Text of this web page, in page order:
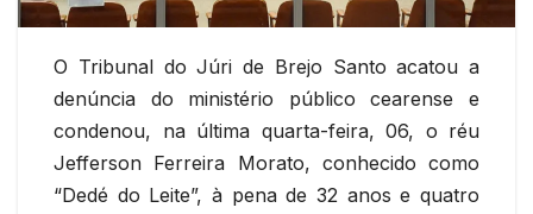
O Tribunal do Júri de Brejo Santo acatou a
denúncia do ministério público cearense e
condenou, na última quarta-feira, 06, o réu
Jefferson Ferreira Morato, conhecido como
“Dedé do Leite”, à pena de 32 anos e quatro